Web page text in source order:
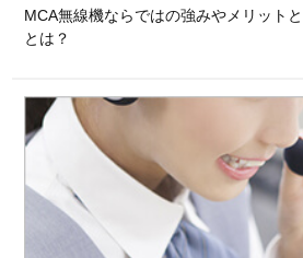
MCA無線機ならではの強みやメリット
とは？